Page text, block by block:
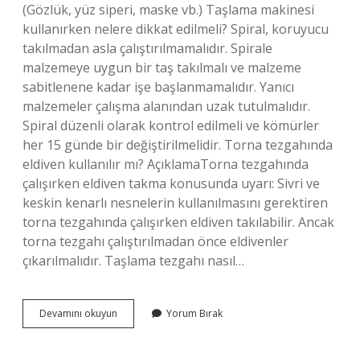
(Gözlük, yüz siperi, maske vb.) Taşlama makinesi
kullanırken nelere dikkat edilmeli? Spiral, koruyucu
takılmadan asla çalıştırılmamalıdır. Spirale
malzemeye uygun bir taş takılmalı ve malzeme
sabitlenene kadar işe başlanmamalıdır. Yanıcı
malzemeler çalışma alanından uzak tutulmalıdır.
Spiral düzenli olarak kontrol edilmeli ve kömürler
her 15 günde bir değiştirilmelidir. Torna tezgahında
eldiven kullanılır mı? AçıklamaTorna tezgahında
çalışırken eldiven takma konusunda uyarı: Sivri ve
keskin kenarlı nesnelerin kullanılmasını gerektiren
torna tezgahında çalışırken eldiven takılabilir. Ancak
torna tezgahı çalıştırılmadan önce eldivenler
çıkarılmalıdır. Taşlama tezgahı nasıl…
Devamını okuyun Taşlama
Tezgahında
Yorum Bırak